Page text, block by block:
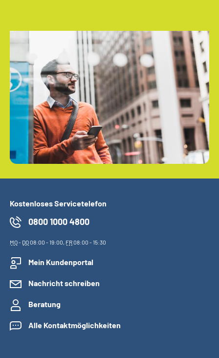
Kostenloses Servicetelefon
0800 1000 4800
MO- DO08:00 - 19:00, FR08:00 - 15:30
Mein Kundenportal
Nachricht schreiben
Beratung
Alle Kontaktmöglichkeiten